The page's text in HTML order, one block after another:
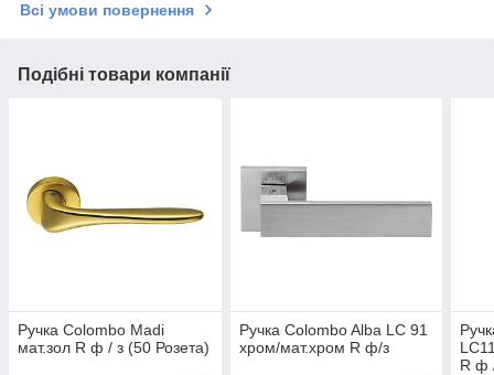
Всі умови повернення
Подібні товари компанії
Ручка Colombo Madi
мат.зол R ф / з (50 Розета)
Ручка Colombo Alba LC 91
хром/мат.хром R ф/з
R ф